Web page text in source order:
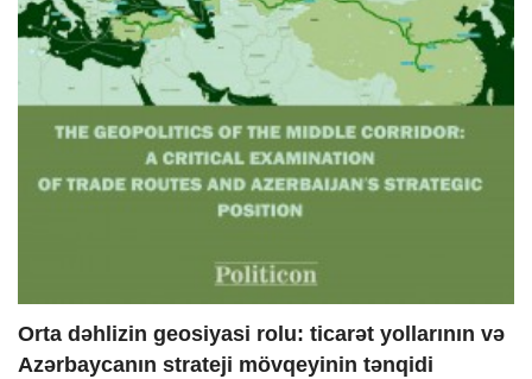
Orta dəhlizin geosiyasi rolu: ticarət yollarının və
Azərbaycanın strateji mövqeyinin tənqidi